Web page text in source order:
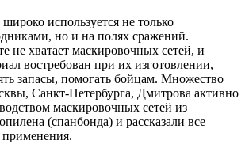
используется не только
но и на полях сражений.
не хватает маскировочных сетей, и
востребован при их изготовлении,
запасы, помогать бойцам. Множество
Санкт-Петербурга, Дмитрова активно
маскировочных сетей из
(спанбонда) и рассказали все